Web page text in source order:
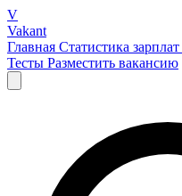
V
Vakant
Главная Статистика зарплат
Тесты Разместить вакансию